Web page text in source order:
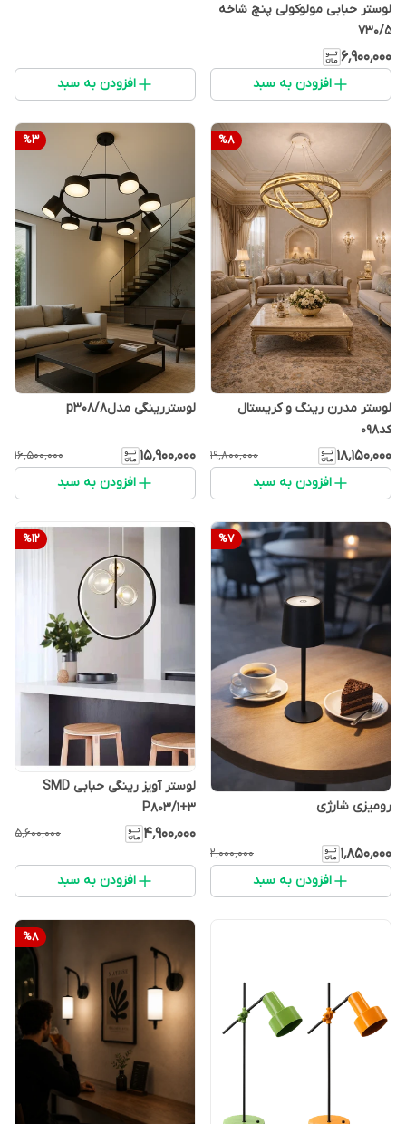
لوستر حبابی مولوکولی پنچ شاخه
730/5
۶٬۹۰۰٬۰۰۰
افزودن به سبد افزودن به سبد
%8
لوستر مدرن رینگ و کریستال
کد۰۹۸
۱۸٬۱۵۰٬۰۰۰ ۱۹٬۸۰۰٬۰۰۰
افزودن به سبد
%3
لوستررینگی مدلp308/8
۱۵٬۹۰۰٬۰۰۰ ۱۶٬۵۰۰٬۰۰۰
افزودن به سبد
%7
رومیزی شارژی
۱٬۸۵۰٬۰۰۰ ۲٬۰۰۰٬۰۰۰
افزودن به سبد
%12
لوستر آویز رینگی حبابی SMD
P803/1+3
۴٬۹۰۰٬۰۰۰ ۵٬۶۰۰٬۰۰۰
افزودن به سبد
%8